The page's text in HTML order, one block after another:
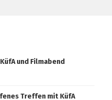
und Filmabend
Treffen mit KüfA